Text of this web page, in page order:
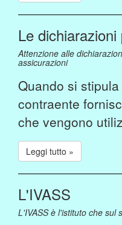
Le
Attenzione alle
assicurazioni
Quando si
contraente
che vengono
Leggi tutto »
L'IVASS
L'IVASS è l'istituto che sul